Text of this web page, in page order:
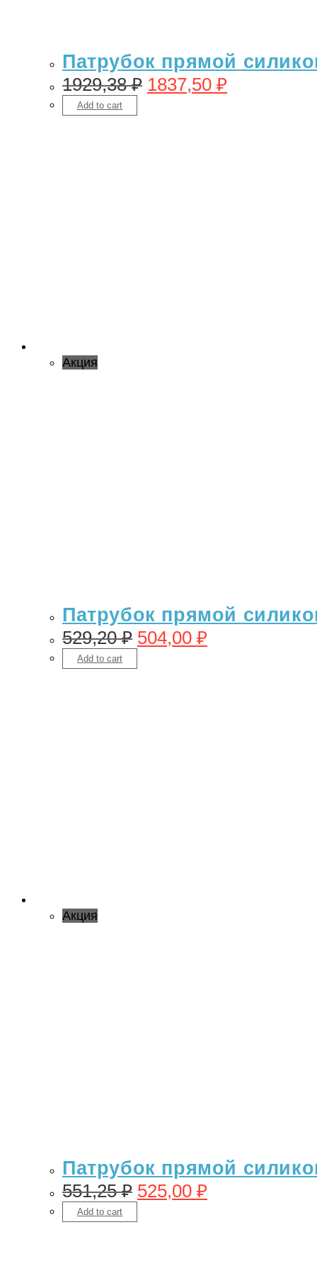
Патрубок прямой
1929,38₽ 1837,50 ₽
Add to cart
Акция
Патрубок прямой
529,20₽ 504,00 ₽
Add to cart
Акция
Патрубок прямой
551,25₽ 525,00 ₽
Add to cart